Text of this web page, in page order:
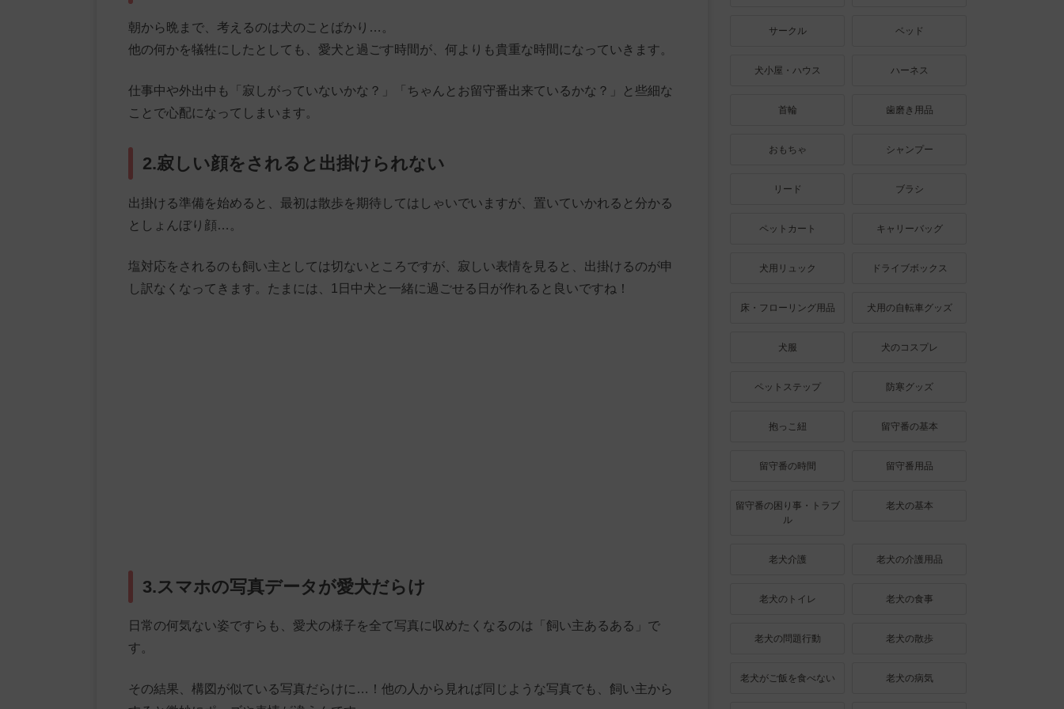
朝から晩まで、考えるのは犬のことばかり…。
他の何かを犠牲にしたとしても、愛犬と過ごす時間が、何よりも貴重な時間になっていきます。
仕事中や外出中も「寂しがっていないかな？」「ちゃんとお留守番出来ているかな？」と些細な
ことで心配になってしまいます。
2.寂しい顔をされると出掛けられない
出掛ける準備を始めると、最初は散歩を期待してはしゃいでいますが、置いていかれると分かる
としょんぼり顔…。
塩対応をされるのも飼い主としては切ないところですが、寂しい表情を見ると、出掛けるのが申
し訳なくなってきます。たまには、1日中犬と一緒に過ごせる日が作れると良いですね！
3.スマホの写真データが愛犬だらけ
日常の何気ない姿ですらも、愛犬の様子を全て写真に収めたくなるのは「飼い主あるある」で
す。
その結果、構図が似ている写真だらけに…！他の人から見れば同じような写真でも、飼い主から
サークル ベッド
犬小屋・ハウス ハーネス
首輪 歯磨き用品
おもちゃ シャンプー
リード ブラシ
ペットカート キャリーバッグ
犬用リュック ドライブボックス
床・フローリング用品 犬用の自転車グッズ
犬服 犬のコスプレ
ペットステップ 防寒グッズ
抱っこ紐 留守番の基本
留守番の時間 留守番用品
留守番の困り事・トラブ
ル
老犬の基本
老犬介護 老犬の介護用品
老犬のトイレ 老犬の食事
老犬の問題行動 老犬の散歩
老犬がご飯を食べない 老犬の病気